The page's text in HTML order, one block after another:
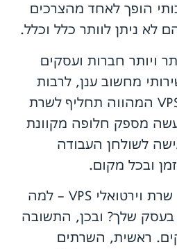
הופך לאחד מהצרכים
לא ניתן לוותר כלל וכלל.
ויותר חברות ועסקים
מחשוב ענן, לרבות
שרת וירטואלי מסוג VPS המהווה תחליף לשרת
מספק חלופה מקוונת
לשולחן העבודה
ובכל מקום.
נשאלת השאלה לגבי שרת וירטואלי VPS – למה
שלך? ובכן, התשובה
ראשית, השרתים